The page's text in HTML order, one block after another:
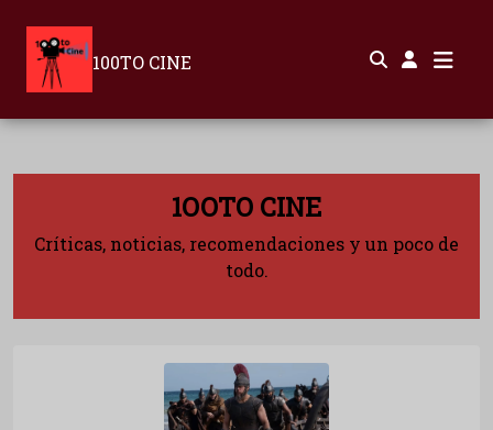
100TO CINE
1OOTO CINE
Críticas, noticias, recomendaciones y un poco de
todo.